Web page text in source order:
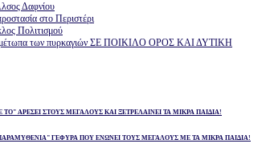
Δαφνίου
στο Περιστέρι
Πολιτισμού
μέτωπα των πυρκαγιών ΣΕ ΠΟΙΚΙΛΟ ΟΡΟΣ ΚΑΙ ΔΥΤΙΚΗ
ΑΡΕΣΕΙ ΣΤΟΥΣ ΜΕΓΑΛΟΥΣ ΚΑΙ ΞΕΤΡΕΛΑΙΝΕΙ ΤΑ ΜΙΚΡΑ ΠΑΙΔΙΑ!
"ΠΑΡΑΜΥΘΕΝΙΑ" ΓΕΦΥΡΑ ΠΟΥ ΕΝΩΝΕΙ ΤΟΥΣ ΜΕΓΑΛΟΥΣ ΜΕ ΤΑ ΜΙΚΡΑ ΠΑΙΔΙΑ!